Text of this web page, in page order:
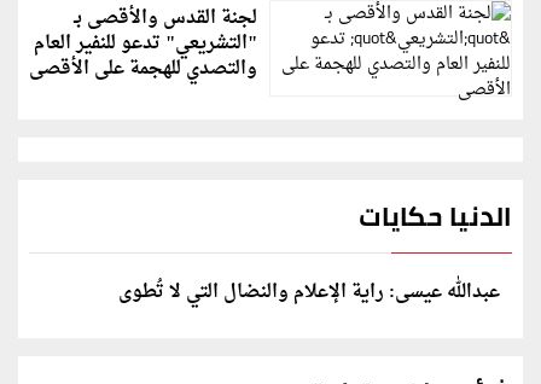
لجنة القدس والأقصى بـ
"التشريعي" تدعو للنفير العام
والتصدي للهجمة على الأقصى
الدنيا حكايات
عبدالله عيسى: راية الإعلام والنضال التي لا تُطوى